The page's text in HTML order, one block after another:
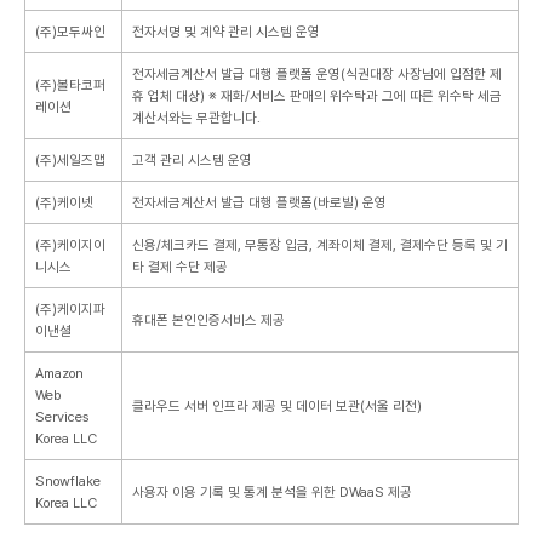
(주)모두싸인 전자서명 및 계약 관리 시스템 운영
(주)볼타코퍼
레이션
전자세금계산서 발급 대행 플랫폼 운영(식권대장 사장님에 입점한 제
휴 업체 대상) ※ 재화/서비스 판매의 위수탁과 그에 따른 위수탁 세금
계산서와는 무관합니다.
(주)세일즈맵 고객 관리 시스템 운영
(주)케이넷 전자세금계산서 발급 대행 플랫폼(바로빌) 운영
(주)케이지이
니시스
신용/체크카드 결제, 무통장 입금, 계좌이체 결제, 결제수단 등록 및 기
타 결제 수단 제공
(주)케이지파
이낸셜
휴대폰 본인인증서비스 제공
Amazon
Web
Services
Korea LLC
클라우드 서버 인프라 제공 및 데이터 보관(서울 리전)
Snowflake
Korea LLC
사용자 이용 기록 및 통계 분석을 위한 DWaaS 제공